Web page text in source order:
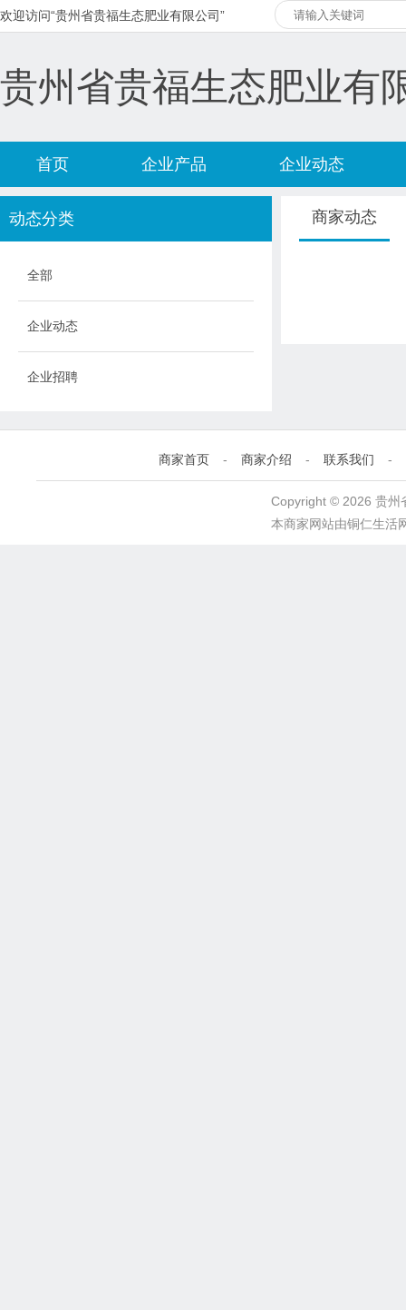
欢迎访问“贵州省贵福生态肥业有限公司”
贵州省贵福生态肥业有
首页 企业产品 企业动态
动态分类
全部
企业动态
企业招聘
商家动态
商家首页 - 商家介绍 - 联系我们 -
Copyright © 2026 贵州
本商家网站由铜仁生活